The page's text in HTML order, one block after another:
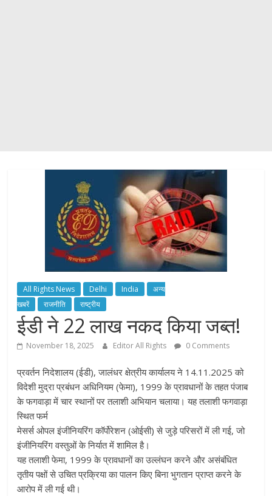
All Rights News Delhi India
अन्य
खबरें
राजनीति राष्ट्रीय
ईडी ने 22 लाख नकद किया जब्त!
November 18, 2025 Editor All Rights 0 Comments
प्रवर्तन निदेशालय (ईडी), जालंधर क्षेत्रीय कार्यालय ने 14.11.2025 को
विदेशी मुद्रा प्रबंधन अधिनियम (फेमा), 1999 के प्रावधानों के तहत पंजाब
के फगवाड़ा में चार स्थानों पर तलाशी अभियान चलाया। यह तलाशी फगवाड़ा
स्थित फर्म
मेसर्स ओपल इंजीनियरिंग कॉर्पोरेशन (ओईसी) से जुड़े परिसरों में ली गई, जो
इंजीनियरिंग वस्तुओं के निर्यात में शामिल है।
यह तलाशी फेमा, 1999 के प्रावधानों का उल्लंघन करने और असंबंधित
तृतीय पक्षों से उचित प्रक्रिया का पालन किए बिना भुगतान प्राप्त करने के
आरोप में ली गई थी।